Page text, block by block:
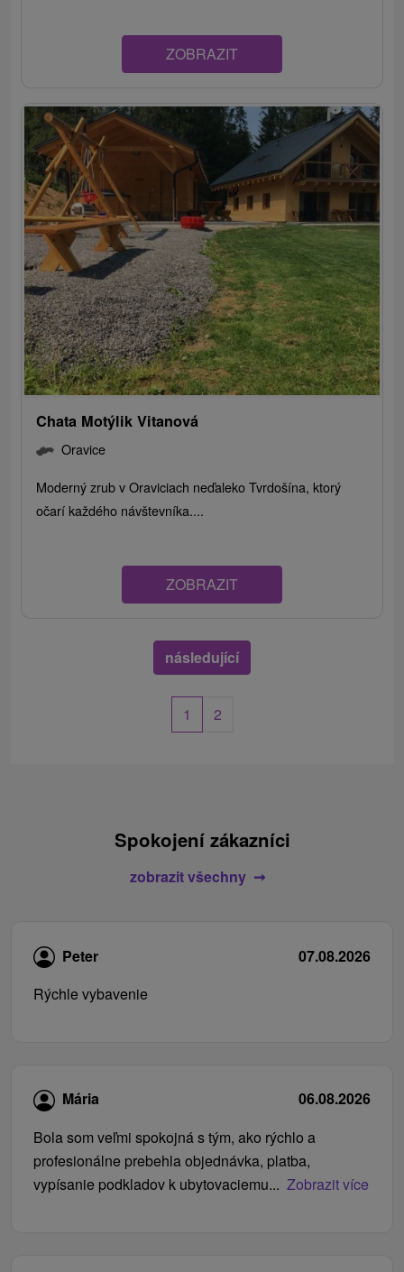
ZOBRAZIT
Chata Motýlik Vitanová
Oravice
Moderný zrub v Oraviciach neďaleko Tvrdošína, ktorý
očarí každého návštevníka....
ZOBRAZIT
následující
1 2
Spokojení zákazníci
zobrazit všechny
Peter
07.08.2026
Rýchle vybavenie
Mária
06.08.2026
Bola som veľmi spokojná s tým, ako rýchlo a
profesionálne prebehla objednávka, platba,
vypísanie podkladov k ubytovaciemu... Zobrazit více